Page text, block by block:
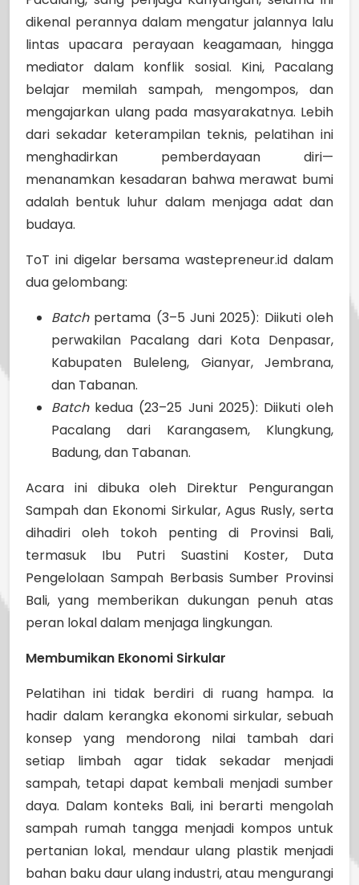
dikenal perannya dalam mengatur jalannya lalu
lintas upacara perayaan keagamaan, hingga
mediator dalam konflik sosial. Kini, Pacalang
belajar memilah sampah, mengompos, dan
mengajarkan ulang pada masyarakatnya. Lebih
dari sekadar keterampilan teknis, pelatihan ini
menghadirkan pemberdayaan diri—
menanamkan kesadaran bahwa merawat bumi
adalah bentuk luhur dalam menjaga adat dan
budaya.
ToT ini digelar bersama wastepreneur.id dalam
dua gelombang:
Batch pertama (3–5 Juni 2025): Diikuti oleh
perwakilan Pacalang dari Kota Denpasar,
Kabupaten Buleleng, Gianyar, Jembrana,
dan Tabanan.
Batch kedua (23–25 Juni 2025): Diikuti oleh
Pacalang dari Karangasem, Klungkung,
Badung, dan Tabanan.
Acara ini dibuka oleh Direktur Pengurangan
Sampah dan Ekonomi Sirkular, Agus Rusly, serta
dihadiri oleh tokoh penting di Provinsi Bali,
termasuk Ibu Putri Suastini Koster, Duta
Pengelolaan Sampah Berbasis Sumber Provinsi
Bali, yang memberikan dukungan penuh atas
peran lokal dalam menjaga lingkungan.
Membumikan Ekonomi Sirkular
Pelatihan ini tidak berdiri di ruang hampa. Ia
hadir dalam kerangka ekonomi sirkular, sebuah
konsep yang mendorong nilai tambah dari
setiap limbah agar tidak sekadar menjadi
sampah, tetapi dapat kembali menjadi sumber
daya. Dalam konteks Bali, ini berarti mengolah
sampah rumah tangga menjadi kompos untuk
pertanian lokal, mendaur ulang plastik menjadi
bahan baku daur ulang industri, atau mengurangi